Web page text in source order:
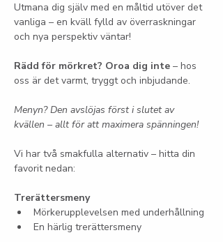
Utmana dig själv med en måltid utöver det
vanliga – en kväll fylld av överraskningar
och nya perspektiv väntar!
Rädd för mörkret? Oroa dig inte – hos
oss är det varmt, tryggt och inbjudande.
Menyn? Den avslöjas först i slutet av
kvällen – allt för att maximera spänningen!
Vi har två smakfulla alternativ – hitta din
favorit nedan:
Trerättersmeny
Mörkerupplevelsen med underhållning
En härlig trerättersmeny